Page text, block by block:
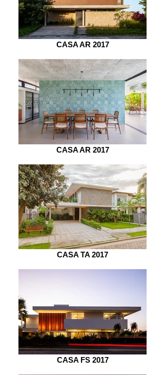
CASA AR 2017
CASA AR 2017
CASA TA 2017
CASA FS 2017